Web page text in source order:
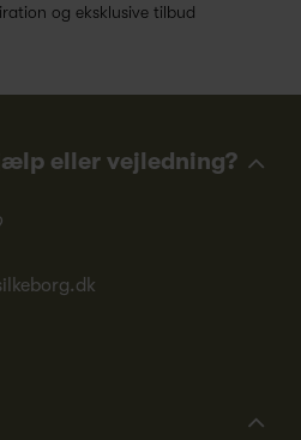
og eksklusive tilbud
eller vejledning?